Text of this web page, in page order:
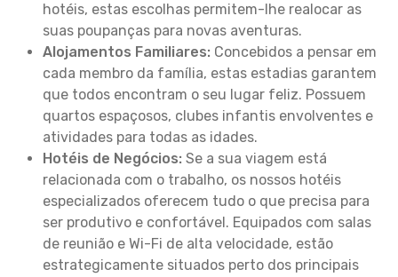
hotéis, estas escolhas permitem-lhe realocar as
suas poupanças para novas aventuras.
Alojamentos Familiares: Concebidos a pensar em
cada membro da família, estas estadias garantem
que todos encontram o seu lugar feliz. Possuem
quartos espaçosos, clubes infantis envolventes e
atividades para todas as idades.
Hotéis de Negócios: Se a sua viagem está
relacionada com o trabalho, os nossos hotéis
especializados oferecem tudo o que precisa para
ser produtivo e confortável. Equipados com salas
de reunião e Wi-Fi de alta velocidade, estão
estrategicamente situados perto dos principais